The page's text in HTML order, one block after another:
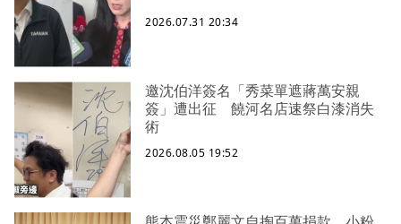
2026.07.31 20:34
邀沈伯洋簽名「秀菜單遮蔣萬安親
簽」遭出征 饒河名店速祭白漆消失
術
2026.08.05 19:52